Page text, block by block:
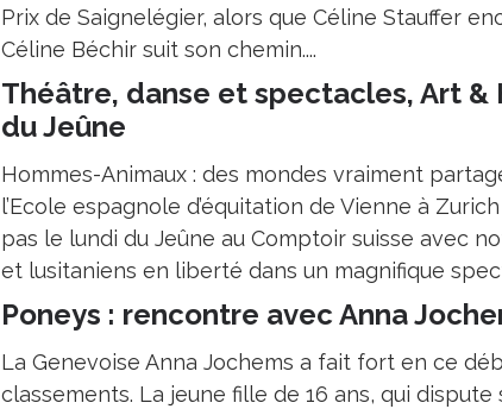
Prix de Saignelégier, alors que Céline Stauffer
Céline Béchir suit son chemin....
Théâtre, danse et spectacles, Art &
du Jeûne
Hommes-Animaux : des mondes vraiment
l’Ecole espagnole d’équitation de Vienne à
pas le lundi du Jeûne au Comptoir suisse avec
et lusitaniens en liberté dans un magnifique
Poneys : rencontre avec Anna
La Genevoise Anna Jochems a fait fort en ce
classements. La jeune fille de 16 ans, qui